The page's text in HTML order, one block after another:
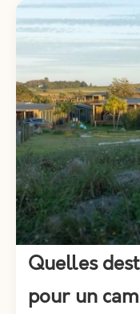
Quelles
pour un